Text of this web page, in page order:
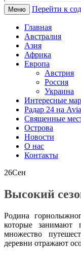
Меню Перейти к
Главная
Австралия
Азия
Африка
Европа
Австрия
Россия
Украина
Интересные
Радар 24 на
Священные
Острова
Новости
О нас
Контакты
26Сен
Высокий
Родина
которые занимают
множество
деревни отражают